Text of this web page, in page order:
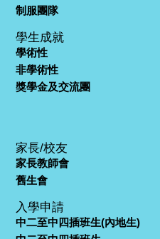
制服團隊
學生成就
學術性
非學術性
獎學金及交流團
家長/校友
家長教師會
舊生會
入學申請
中二至中四插班生(內地生)